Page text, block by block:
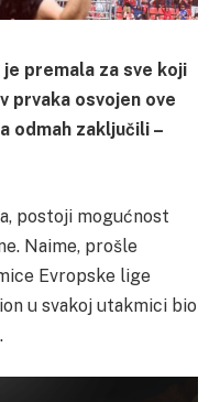
premala za sve koji
prvaka osvojen ove
odmah zaključili –
postoji mogućnost
Naime, prošle
Evropske lige
u svakoj utakmici bio